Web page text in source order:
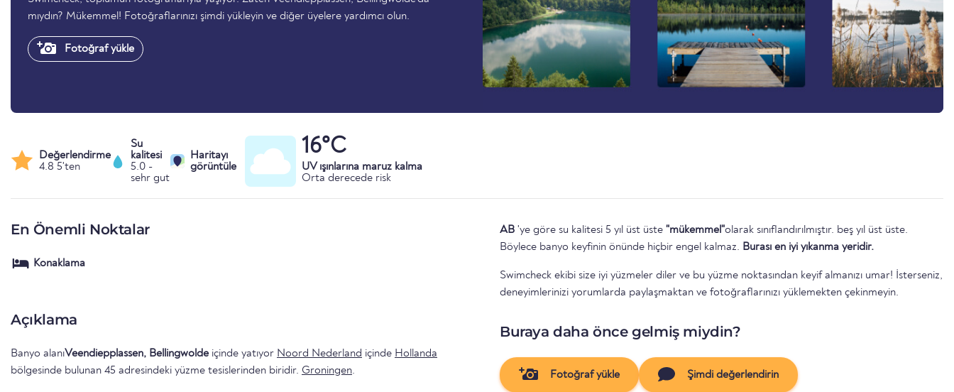
mıydın? Mükemmel! Fotoğraflarınızı şimdi yükleyin ve diğer üyelere yardımcı olun.
Fotoğraf yükle
Değerlendirme
4.8 5'ten
Su
kalitesi
5.0 -
sehr gut
Haritayı
görüntüle
16°C
UV ışınlarına maruz kalma
Orta derecede risk
En Önemli Noktalar
Konaklama
Açıklama
Banyo alanıVeendiepplassen, Bellingwolde içinde yatıyor Noord Nederland içinde Hollanda
bölgesinde bulunan 45 adresindeki yüzme tesislerinden biridir. Groningen.
AB 'ye göre su kalitesi 5 yıl üst üste "mükemmel"olarak sınıflandırılmıştır. beş yıl üst üste.
Böylece banyo keyfinin önünde hiçbir engel kalmaz. Burası en iyi yıkanma yeridir.
Swimcheck ekibi size iyi yüzmeler diler ve bu yüzme noktasından keyif almanızı umar! İsterseniz,
deneyimlerinizi yorumlarda paylaşmaktan ve fotoğraflarınızı yüklemekten çekinmeyin.
Buraya daha önce gelmiş miydin?
Fotoğraf yükle Şimdi değerlendirin